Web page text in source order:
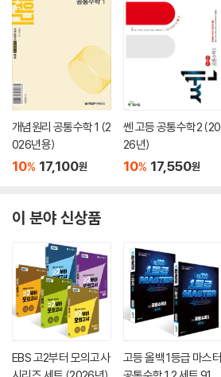
개념원리 공통수학 1 (2
026년용)
10% 17,100원
쎈 고등 공통수학2 (20
26년)
10% 17,550원
이 분야 신상품
EBS 고2부터 모의고사
고등 올백 1등급 마스터